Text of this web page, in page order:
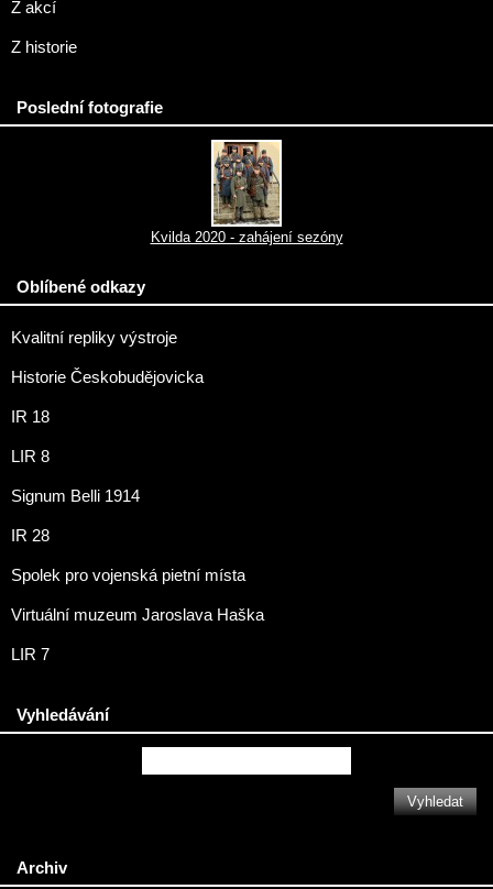
Z akcí
Z historie
Poslední fotografie
Kvilda 2020 - zahájení sezóny
Oblíbené odkazy
Kvalitní repliky výstroje
Historie Českobudějovicka
IR 18
LIR 8
Signum Belli 1914
IR 28
Spolek pro vojenská pietní místa
Virtuální muzeum Jaroslava Haška
LIR 7
Vyhledávání
Archiv